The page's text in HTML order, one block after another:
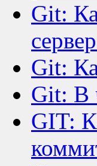
Git:
Git:
Git: В
GIT: